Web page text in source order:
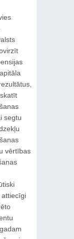
segtu
vērtības